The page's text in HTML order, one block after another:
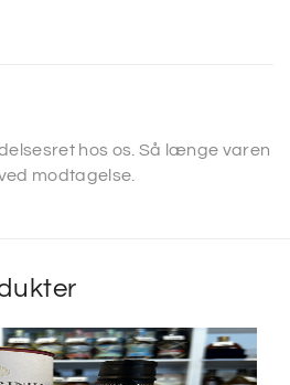
hos os. Så længe varen
modtagelse.